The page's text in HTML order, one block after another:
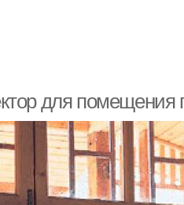
для